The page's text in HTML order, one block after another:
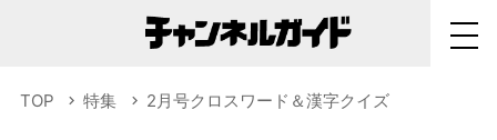
TOP 特集 2月号クロスワード＆漢字クイズ